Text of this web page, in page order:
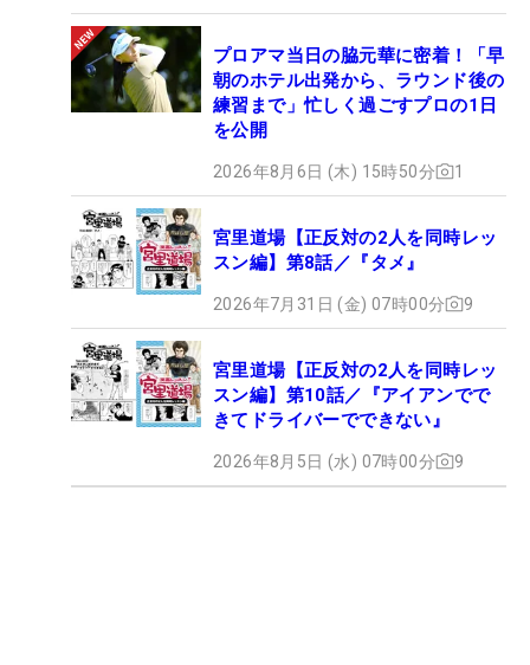
プロアマ当日の脇元華に密着！「早
朝のホテル出発から、ラウンド後の
練習まで」忙しく過ごすプロの1日
を公開
2026年8月6日 (木) 15時50分 1
宮里道場【正反対の2人を同時レッ
スン編】第8話／『タメ』
2026年7月31日 (金) 07時00分 9
宮里道場【正反対の2人を同時レッ
スン編】第10話／『アイアンでで
きてドライバーでできない』
2026年8月5日 (水) 07時00分 9